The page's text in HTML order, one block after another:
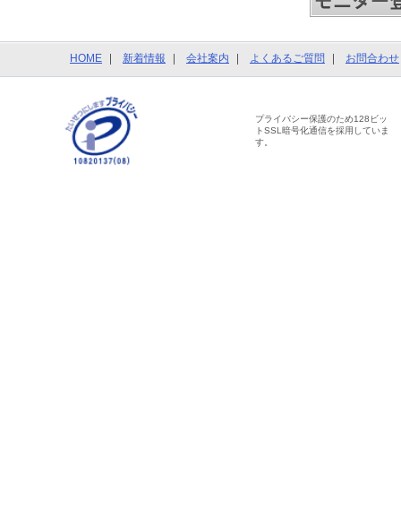
HOME 新着情報 会社案内 よくあるご質問 お問合わせ
プライバシー保護のため128ビッ
トSSL暗号化通信を採用していま
す。